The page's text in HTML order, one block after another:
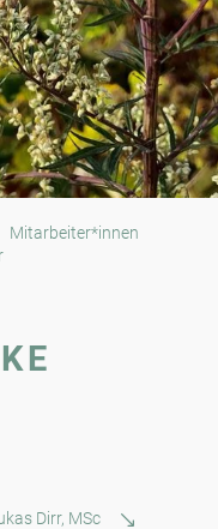
Mitarbeiter*innen
Dirr, MSc